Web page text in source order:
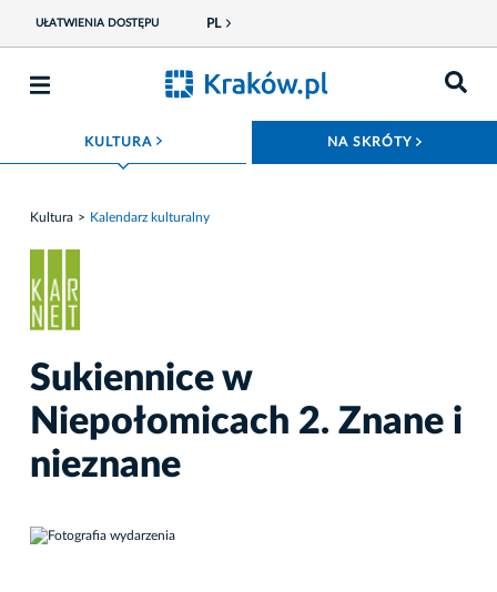
UŁATWIENIA DOSTĘPU PL
KULTURA ROZWIŃ MENU NA SKRÓTY
Kultura Kalendarz kulturalny
Sukiennice w
Niepołomicach 2. Znane i
nieznane